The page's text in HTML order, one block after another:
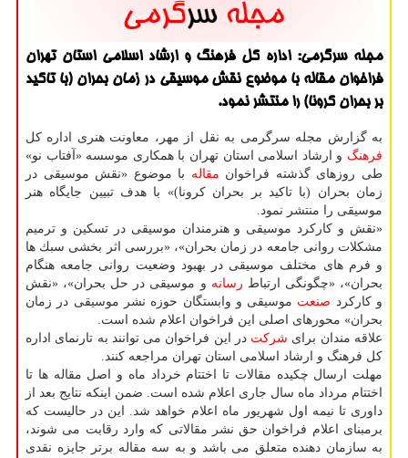
مجله سرگرمی: اداره كل فرهنگ و ارشاد اسلامی استان تهران
فراخوان مقاله با موضوع نقش موسیقی در زمان بحران (با تاكید
بر بحران كرونا) را منتشر نمود.
به گزارش مجله سرگرمی به نقل از مهر، معاونت هنری اداره كل
فرهنگ و ارشاد اسلامی استان تهران با همكاری موسسه «آفتاب نو»
طی روزهای گذشته فراخوان مقاله با موضوع «نقش موسیقی در
زمان بحران (با تاكید بر بحران كرونا)» با هدف تبیین جایگاه هنر
موسیقی را منتشر نمود.
«نقش و كاركرد موسیقی و هنرمندان موسیقی در تسكین و ترمیم
مشكلات روانی جامعه در زمان بحران»، «بررسی اثر بخشی سبك ها
و فرم های مختلف موسیقی در بهبود وضعیت روانی جامعه هنگام
بحران»، «چگونگی ارتباط رسانه و موسیقی در حل بحران»، «نقش
و كاركرد صنعت موسیقی و وابستگان حوزه نشر موسیقی در زمان
بحران» محورهای اصلی این فراخوان اعلام شده است.
علاقه مندان برای شركت در این فراخوان می توانند به تارنمای اداره
كل فرهنگ و ارشاد اسلامی استان تهران مراجعه كنند.
مهلت ارسال چكیده مقالات تا اختتام خرداد ماه و اصل مقاله ها تا
اختتام مرداد ماه سال جاری اعلام شده است. ضمن اینكه نتایج بعد از
داوری تا نیمه اول شهریور ماه اعلام خواهد شد. این در حالیست كه
برمبنای اعلام فراخوان حق نشر مقالاتی كه وارد رقابت می شوند،
به سازمان دهنده متعلق می باشد و به سه مقاله برتر جایزه نقدی